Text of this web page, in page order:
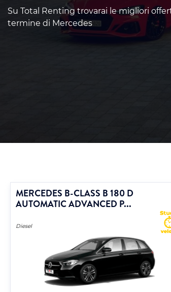
Su Total Renting trovarai le migliori
termine di Mercedes
MERCEDES B-CLASS B 180 D
AUTOMATIC ADVANCED P...
Diesel